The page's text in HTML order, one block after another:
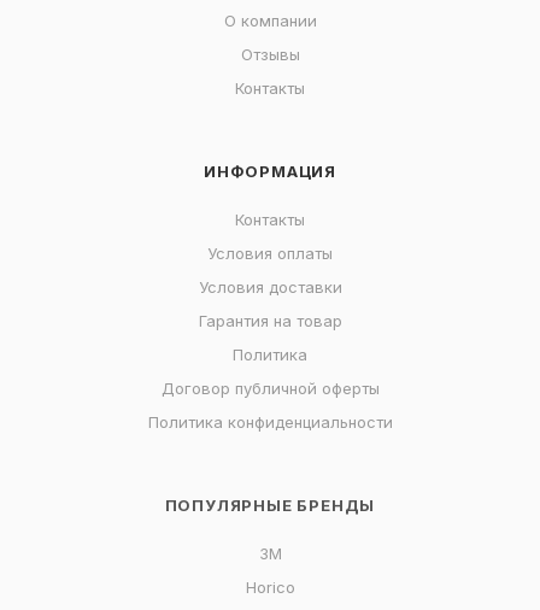
О компании
Отзывы
Контакты
ИНФОРМАЦИЯ
Контакты
Условия оплаты
Условия доставки
Гарантия на товар
Политика
Договор публичной оферты
Политика конфиденциальности
ПОПУЛЯРНЫЕ БРЕНДЫ
3M
Horico